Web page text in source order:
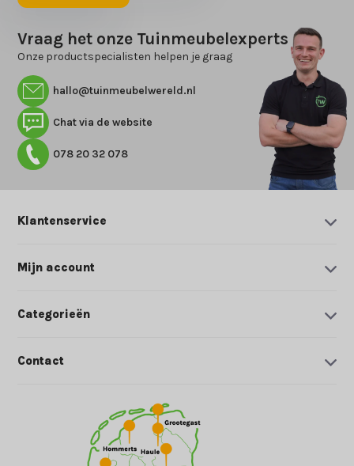
Vraag het onze Tuinmeubelexperts
Onze productspecialisten helpen je graag
hallo@tuinmeubelwereld.nl
Chat via de website
078 20 32 078
Klantenservice
Mijn account
Categorieën
Contact